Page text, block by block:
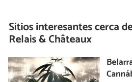
Sitios interesantes cerca
Relais & Châteaux